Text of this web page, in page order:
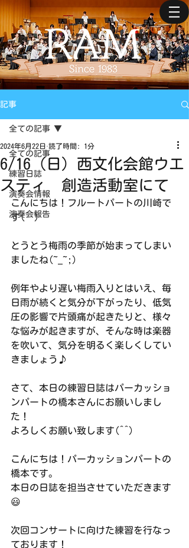
記事
全ての記事
練習日誌
演奏会情報
演奏会報告
全ての記事
6/16（日）西文化会館ウエ
スティ 創造活動室にて
2024年6月22日 読了時間: 1分
こんにちは！フルートパートの川崎で
す(^^)
とうとう梅雨の季節が始まってしまい
ましたね(~_~;)
例年やより遅い梅雨入りとはいえ、毎
日雨が続くと気分が下がったり、低気
圧の影響で片頭痛が起きたりと、様々
な悩みが起きますが、そんな時は楽器
を吹いて、気分を明るく楽しくしてい
きましょう♪
さて、本日の練習日誌はパーカッショ
ンパートの橋本さんにお願いしまし
た！
よろしくお願い致します(^^)
こんにちは！パーカッションパートの
橋本です。
本日の日誌を担当させていただきます
😃
次回コンサートに向けた練習を行なっ
ております！